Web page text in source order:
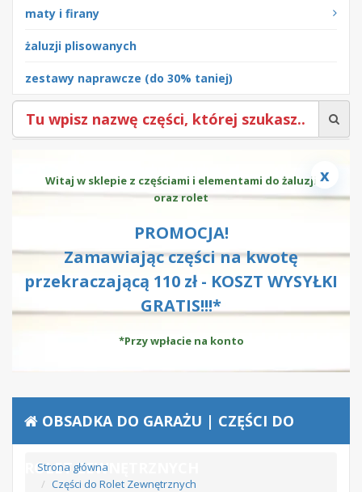
maty i firany
żaluzji plisowanych
zestawy naprawcze (do 30% taniej)
x
Witaj w sklepie z częściami i elementami do żaluzji
oraz rolet
PROMOCJA!
Zamawiając części na kwotę
przekraczającą 110 zł - KOSZT WYSYŁKI
GRATIS!!!*
*Przy wpłacie na konto
OBSADKA DO GARAŻU | CZĘŚCI DO
ROLET ZEWNĘTRZNYCH
Strona główna
Części do Rolet Zewnętrznych